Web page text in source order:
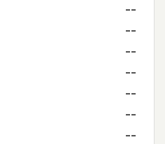
--
--
--
--
--
--
--